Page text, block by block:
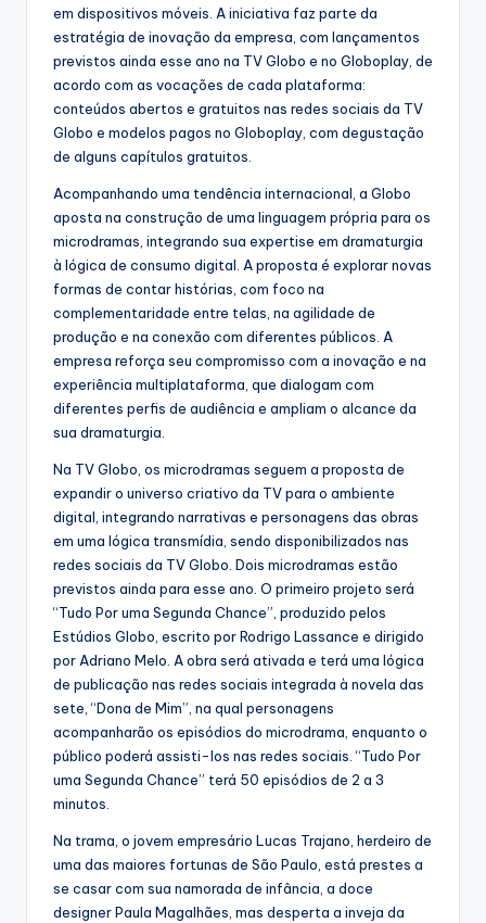
em dispositivos móveis. A iniciativa faz parte da
estratégia de inovação da empresa, com lançamentos
previstos ainda esse ano na TV Globo e no Globoplay, de
acordo com as vocações de cada plataforma:
conteúdos abertos e gratuitos nas redes sociais da TV
Globo e modelos pagos no Globoplay, com degustação
de alguns capítulos gratuitos.
Acompanhando uma tendência internacional, a Globo
aposta na construção de uma linguagem própria para os
microdramas, integrando sua expertise em dramaturgia
à lógica de consumo digital. A proposta é explorar novas
formas de contar histórias, com foco na
complementaridade entre telas, na agilidade de
produção e na conexão com diferentes públicos. A
empresa reforça seu compromisso com a inovação e na
experiência multiplataforma, que dialogam com
diferentes perfis de audiência e ampliam o alcance da
sua dramaturgia.
Na TV Globo, os microdramas seguem a proposta de
expandir o universo criativo da TV para o ambiente
digital, integrando narrativas e personagens das obras
em uma lógica transmídia, sendo disponibilizados nas
redes sociais da TV Globo. Dois microdramas estão
previstos ainda para esse ano. O primeiro projeto será
“Tudo Por uma Segunda Chance”, produzido pelos
Estúdios Globo, escrito por Rodrigo Lassance e dirigido
por Adriano Melo. A obra será ativada e terá uma lógica
de publicação nas redes sociais integrada à novela das
sete, “Dona de Mim”, na qual personagens
acompanharão os episódios do microdrama, enquanto o
público poderá assisti-los nas redes sociais. “Tudo Por
uma Segunda Chance” terá 50 episódios de 2 a 3
minutos.
Na trama, o jovem empresário Lucas Trajano, herdeiro de
uma das maiores fortunas de São Paulo, está prestes a
se casar com sua namorada de infância, a doce
designer Paula Magalhães, mas desperta a inveja da